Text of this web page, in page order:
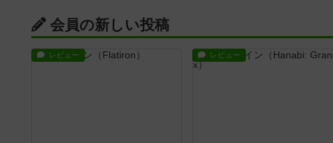
会員の新しい投稿
レビュー レビュー